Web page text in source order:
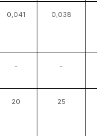
0,041 0,038
- -
20 25